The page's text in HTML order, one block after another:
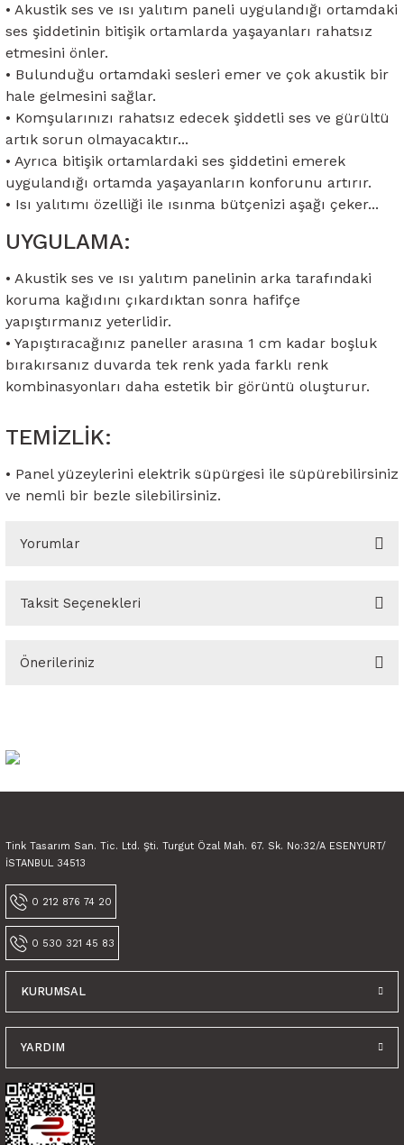
• Akustik ses ve ısı yalıtım paneli uygulandığı ortamdaki
ses şiddetinin bitişik ortamlarda yaşayanları rahatsız
etmesini önler.
• Bulunduğu ortamdaki sesleri emer ve çok akustik bir
hale gelmesini sağlar.
• Komşularınızı rahatsız edecek şiddetli ses ve gürültü
artık sorun olmayacaktır...
• Ayrıca bitişik ortamlardaki ses şiddetini emerek
uygulandığı ortamda yaşayanların konforunu artırır.
• Isı yalıtımı özelliği ile ısınma bütçenizi aşağı çeker...
UYGULAMA:
• Akustik ses ve ısı yalıtım panelinin arka tarafındaki
koruma kağıdını çıkardıktan sonra hafifçe
yapıştırmanız yeterlidir.
• Yapıştıracağınız paneller arasına 1 cm kadar boşluk
bırakırsanız duvarda tek renk yada farklı renk
kombinasyonları daha estetik bir görüntü oluşturur.
TEMİZLİK:
• Panel yüzeylerini elektrik süpürgesi ile süpürebilirsiniz
ve nemli bir bezle silebilirsiniz.
Yorumlar
Taksit Seçenekleri
Önerileriniz
Görüş ve önerileriniz için teşekkür ederiz.
Ürün bilgilerinde hatalar bulunuyor.
Bu ürüne benzer farklı alternatifler olmalı.
Tink Tasarım San. Tic. Ltd. Şti. Turgut Özal Mah. 67. Sk. No:32/A ESENYURT/
İSTANBUL 34513
0 212 876 74 20
0 530 321 45 83
KURUMSAL
YARDIM